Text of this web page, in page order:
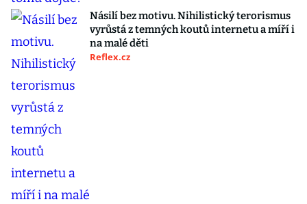
Násilí bez motivu. Nihilistický terorismus
vyrůstá z temných koutů internetu a míří i
na malé děti
Reflex.cz